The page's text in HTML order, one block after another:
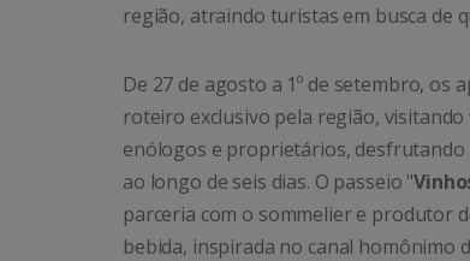
região, atraindo turistas em busca de
De 27 de agosto a 1º de setembro,
roteiro exclusivo pela região,
enólogos e proprietários, desfrutando
ao longo de seis dias. O passeio "
parceria com o sommelier e produtor
bebida, inspirada no canal homônimo